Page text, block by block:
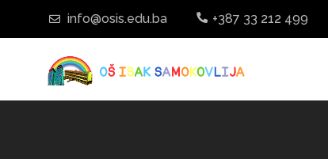
info@osis.edu.ba +387 33 212 499